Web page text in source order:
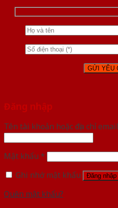
Đăng nhập
Tên tài khoản hoặc địa chỉ email
Mật khẩu *
Ghi nhớ mật khẩu
Đăng nhập
Quên mật khẩu?